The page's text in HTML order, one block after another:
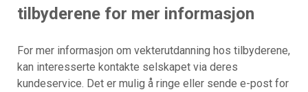
tilbyderene for mer informasjon
For mer informasjon om vekterutdanning hos tilbyderene,
kan interesserte kontakte selskapet via deres
kundeservice. Det er mulig å ringe eller sende e-post for